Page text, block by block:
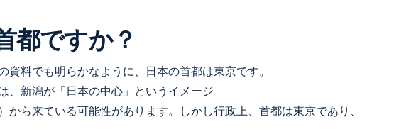
都ですか？
資料でも明らかなように、日本の首都は東京です。
、新潟が「日本の中心」というイメージ
から来ている可能性があります。しかし行政上、首都は東京であり、